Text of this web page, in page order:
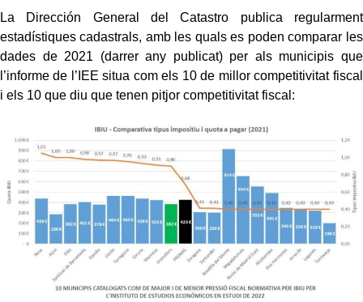
La Dirección General del Catastro publica regularment
estadístiques cadastrals, amb les quals es poden comparar les
dades de 2021 (darrer any publicat) per als municipis que
l’informe de l’IEE situa com els 10 de millor competitivitat fiscal
i els 10 que diu que tenen pitjor competitivitat fiscal: